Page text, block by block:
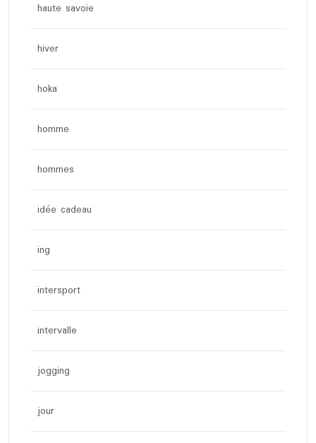
haute savoie
hiver
hoka
homme
hommes
idée cadeau
ing
intersport
intervalle
jogging
jour